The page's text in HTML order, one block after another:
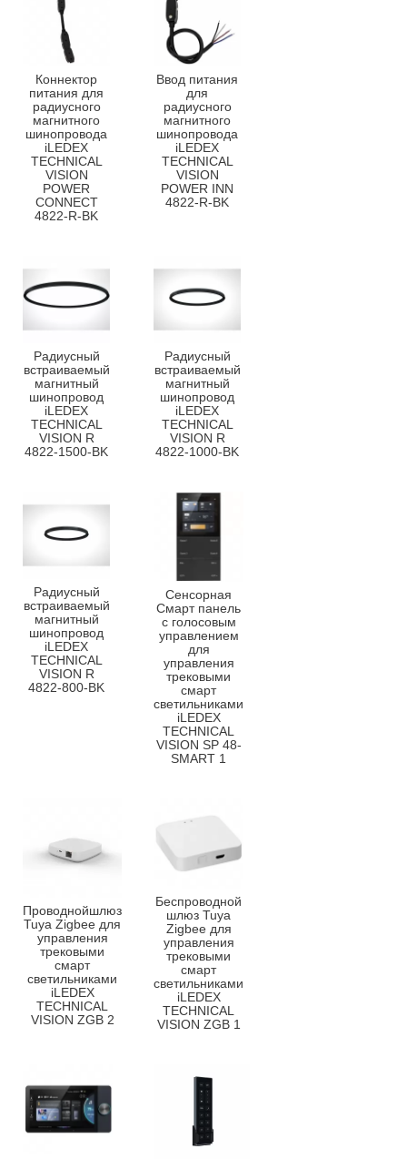
Коннектор
питания для
радиусного
магнитного
шинопровода
iLEDEX
TECHNICAL
VISION
POWER
CONNECT
4822-R-BK
Ввод питания
для
радиусного
магнитного
шинопровода
iLEDEX
TECHNICAL
VISION
POWER INN
4822-R-BK
Радиусный
встраиваемый
магнитный
шинопровод
iLEDEX
TECHNICAL
VISION R
4822-1500-BK
Радиусный
встраиваемый
магнитный
шинопровод
iLEDEX
TECHNICAL
VISION R
4822-1000-BK
Радиусный
встраиваемый
магнитный
шинопровод
iLEDEX
TECHNICAL
VISION R
4822-800-BK
Сенсорная
Смарт панель
с голосовым
управлением
для
управления
трековыми
смарт
светильниками
iLEDEX
TECHNICAL
VISION SP 48-
SMART 1
Проводнойшлюз
Tuya Zigbee для
управления
трековыми
смарт
светильниками
iLEDEX
TECHNICAL
VISION ZGB 2
Беспроводной
шлюз Tuya
Zigbee для
управления
трековыми
смарт
светильниками
iLEDEX
TECHNICAL
VISION ZGB 1